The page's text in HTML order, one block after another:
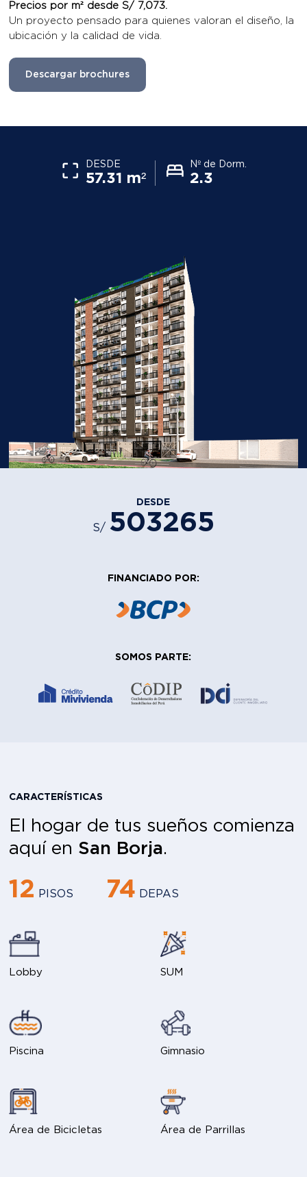
Precios por m² desde S/ 7,073.
Un proyecto pensado para quienes valoran el diseño, la
ubicación y la calidad de vida.
Descargar brochures
DESDE
57.31 m²
Nº de Dorm.
2.3
DESDE
S/ 503265
FINANCIADO POR:
SOMOS PARTE:
CARACTERÍSTICAS
El hogar de tus sueños comienza
aquí en San Borja.
12 PISOS 74 DEPAS
Lobby SUM
Piscina Gimnasio
Área de Bicicletas Área de Parrillas